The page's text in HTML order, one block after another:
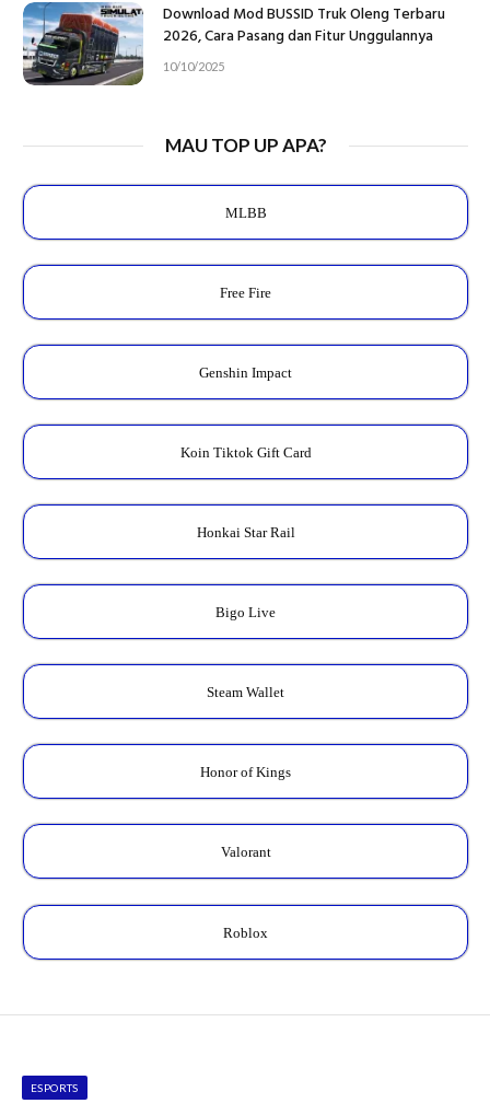
Download Mod BUSSID Truk Oleng Terbaru
2026, Cara Pasang dan Fitur Unggulannya
10/10/2025
MAU TOP UP APA?
MLBB
Free Fire
Genshin Impact
Koin Tiktok Gift Card
Honkai Star Rail
Bigo Live
Steam Wallet
Honor of Kings
Valorant
Roblox
ESPORTS